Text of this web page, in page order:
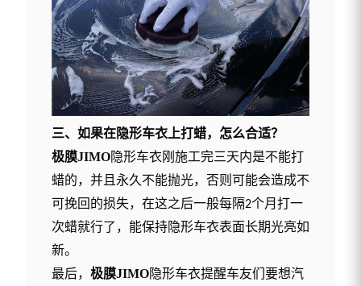
三、如果在隐形车衣上打蜡，怎么合适？
极膜JIMO隐形车衣刚施工完三天内是不能打
蜡的，并且永久不能抛光，否则可能会造成不
可挽回的损失，在这之后一般每隔2个月打一
次蜡就行了，能保持隐形车衣表面长期光亮如
新。
最后， 极膜JIMO隐形车衣提醒车友们要想汽